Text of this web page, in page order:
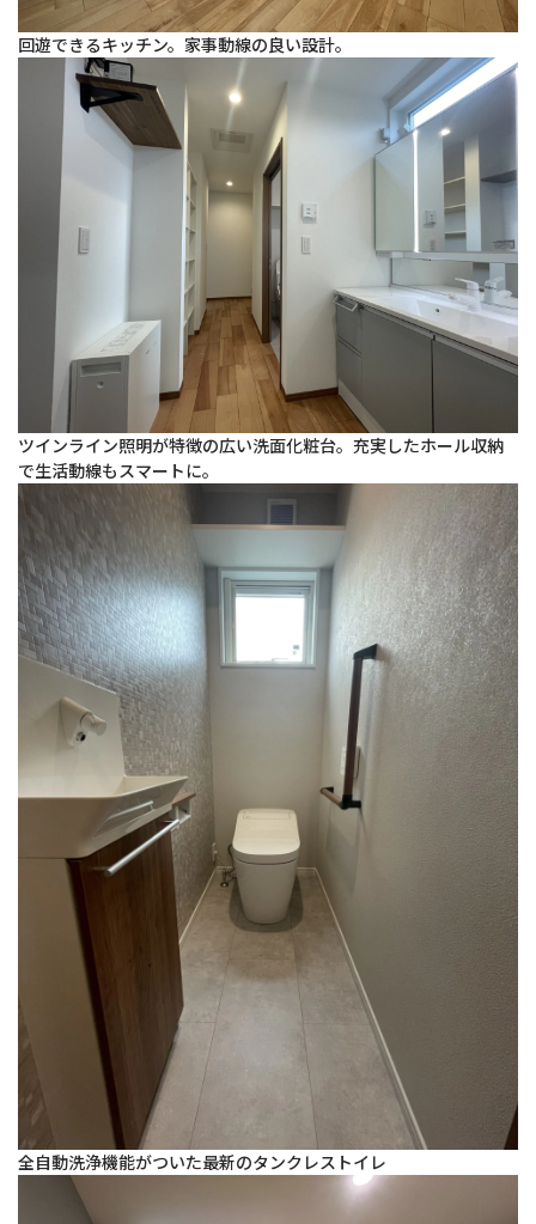
回遊できるキッチン。家事動線の良い設計。
ツインライン照明が特徴の広い洗面化粧台。充実したホール収納
で生活動線もスマートに。
全自動洗浄機能がついた最新のタンクレストイレ